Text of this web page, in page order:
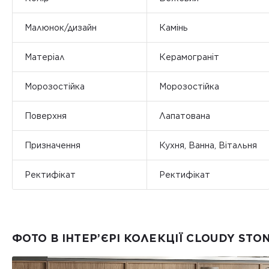
Малюнок/дизайн Камінь
Матеріал Керамограніт
Морозостійка Морозостійка
Поверхня Лапатована
Призначення Кухня, Ванна, Вітальня
Ректифікат Ректифікат
ФОТО В ІНТЕР’ЄРІ КОЛЕКЦІЇ CLOUDY